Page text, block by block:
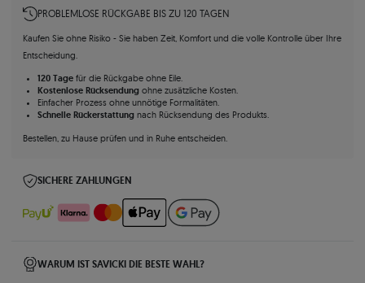
PROBLEMLOSE RÜCKGABE BIS ZU 120 TAGEN
Kaufen Sie ohne Risiko - Sie haben Zeit, Komfort und die volle Kontrolle über Ihre
Entscheidung.
120 Tagefür die Rückgabe ohne Eile.
Kostenlose Rücksendungohne zusätzliche Kosten.
Einfacher Prozess ohne unnötige Formalitäten.
Schnelle Rückerstattungnach Rücksendung des Produkts.
Bestellen, zu Hause prüfen und in Ruhe entscheiden.
SICHERE ZAHLUNGEN
WARUM IST SAVICKI DIE BESTE WAHL?